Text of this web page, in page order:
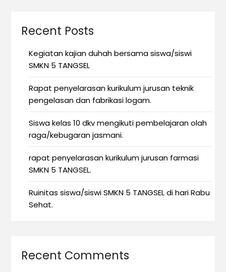
Recent Posts
Kegiatan kajian duhah bersama siswa/siswi
SMKN 5 TANGSEL
Rapat penyelarasan kurikulum jurusan teknik
pengelasan dan fabrikasi logam.
Siswa kelas 10 dkv mengikuti pembelajaran olah
raga/kebugaran jasmani.
rapat penyelarasan kurikulum jurusan farmasi
SMKN 5 TANGSEL.
Ruinitas siswa/siswi SMKN 5 TANGSEL di hari Rabu
Sehat.
Recent Comments